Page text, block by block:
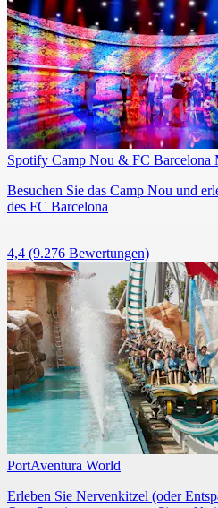
Spotify Camp Nou & FC Barcelona
Besuchen Sie das Camp Nou und
des FC Barcelona
4,4 (9.276 Bewertungen)
PortAventura World
Erleben Sie Nervenkitzel (oder